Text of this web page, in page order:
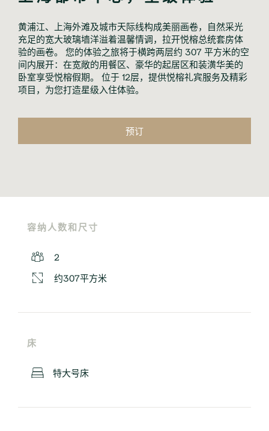
黄浦江、上海外滩及城市天际线构成美丽画卷，自然采光
充足的宽大玻璃墙洋溢着温馨情调，拉开悦榕总统套房体
验的画卷。 您的体验之旅将于横跨两层约 307 平方米的空
间内展开：在宽敞的用餐区、豪华的起居区和装潢华美的
卧室享受悦榕假期。 位于 12层，提供悦榕礼宾服务及精彩
项目，为您打造星级入住体验。
预订
容纳人数和尺寸
2
约307平方米
床
特大号床